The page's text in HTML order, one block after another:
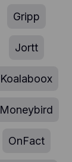
Gripp
Jortt
Koalaboox
Moneybird
OnFact